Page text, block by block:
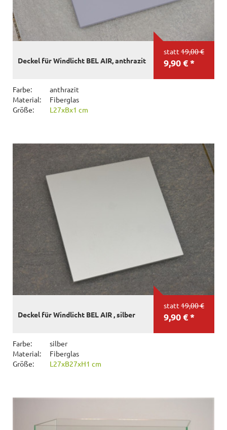
statt 19,00 €
9,90 € *
Deckel für Windlicht BEL AIR, anthrazit
Farbe:
anthrazit
Material:
Fiberglas
Größe:
L27xBx1 cm
statt 19,00 €
9,90 € *
Deckel für Windlicht BEL AIR , silber
Farbe:
silber
Material:
Fiberglas
Größe:
L27xB27xH1 cm